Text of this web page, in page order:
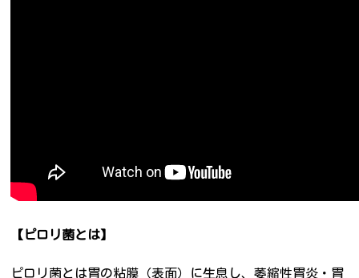
【ピロリ菌とは】
ピロリ菌とは胃の粘膜（表面）に生息し、萎縮性胃炎・胃